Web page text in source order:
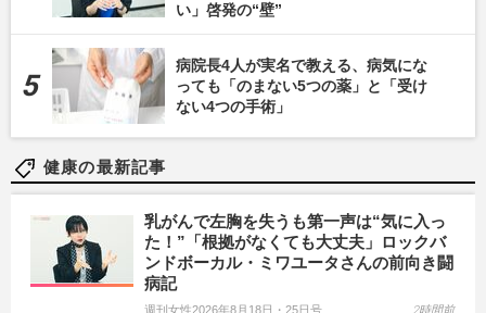
い」啓発の“壁”
病院長4人が実名で教える、病気にな
っても「のまない5つの薬」と「受け
ない4つの手術」
健康の最新記事
乳がんで左胸を失うも第一声は“気に入っ
た！”「根拠がなくても大丈夫」ロックバ
ンドボーカル・ミワユータさんの前向き闘
病記
週刊女性2026年8月18日・25日号